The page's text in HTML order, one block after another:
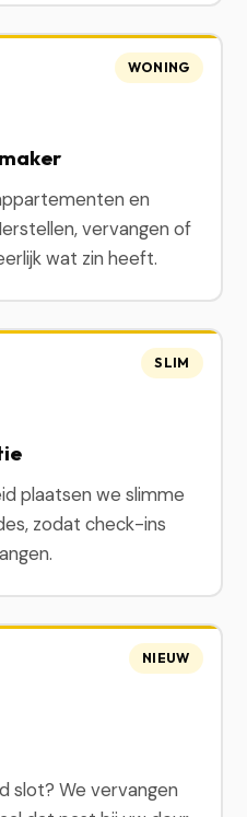
en
vervangen of
wat zin heeft.
WONING
plaatsen we slimme
zodat check-ins
SLIM
slot? We vervangen
NIEUW